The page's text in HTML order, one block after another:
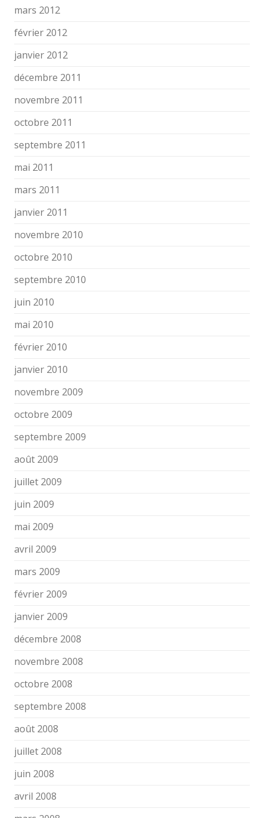
mars 2012
février 2012
janvier 2012
décembre 2011
novembre 2011
octobre 2011
septembre 2011
mai 2011
mars 2011
janvier 2011
novembre 2010
octobre 2010
septembre 2010
juin 2010
mai 2010
février 2010
janvier 2010
novembre 2009
octobre 2009
septembre 2009
août 2009
juillet 2009
juin 2009
mai 2009
avril 2009
mars 2009
février 2009
janvier 2009
décembre 2008
novembre 2008
octobre 2008
septembre 2008
août 2008
juillet 2008
juin 2008
avril 2008